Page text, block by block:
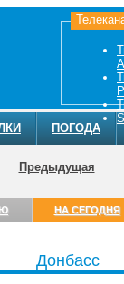
ПОГОДА
Предыдущая
НА СЕГОДНЯ
Донбасс